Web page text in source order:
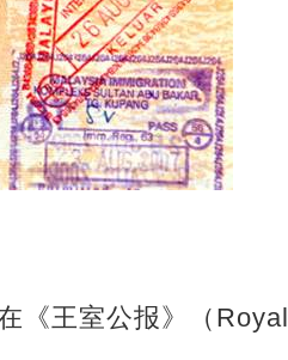
《王室公报》（Royal